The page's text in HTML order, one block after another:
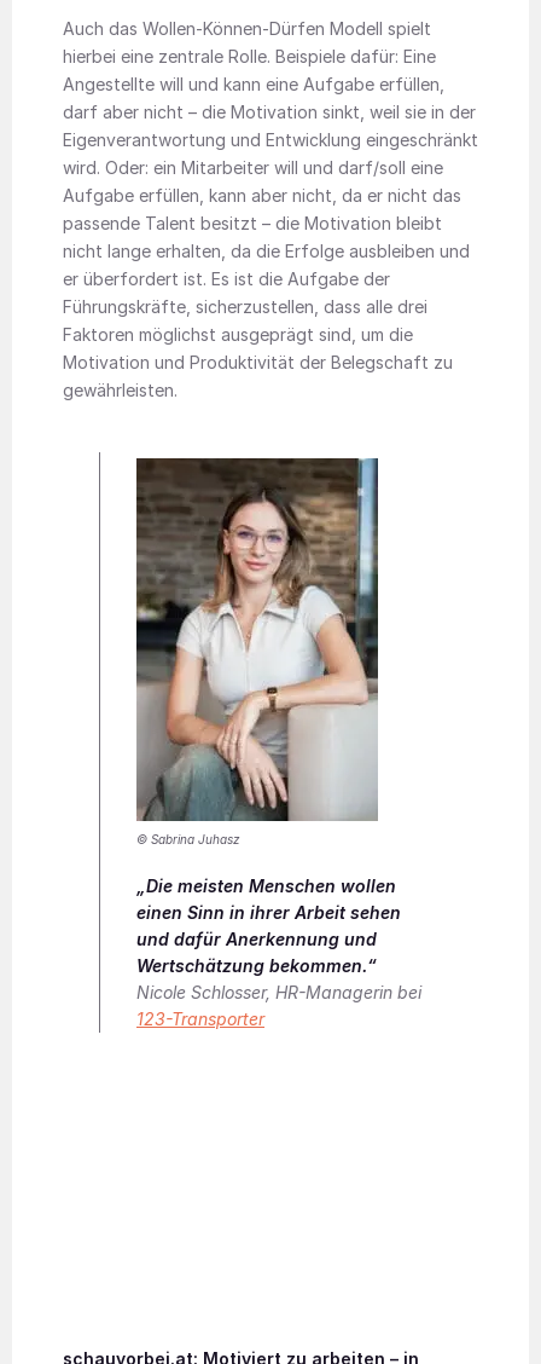
Auch das Wollen-Können-Dürfen Modell spielt
hierbei eine zentrale Rolle. Beispiele dafür: Eine
Angestellte will und kann eine Aufgabe erfüllen,
darf aber nicht – die Motivation sinkt, weil sie in der
Eigenverantwortung und Entwicklung eingeschränkt
wird. Oder: ein Mitarbeiter will und darf/soll eine
Aufgabe erfüllen, kann aber nicht, da er nicht das
passende Talent besitzt – die Motivation bleibt
nicht lange erhalten, da die Erfolge ausbleiben und
er überfordert ist. Es ist die Aufgabe der
Führungskräfte, sicherzustellen, dass alle drei
Faktoren möglichst ausgeprägt sind, um die
Motivation und Produktivität der Belegschaft zu
gewährleisten.
© Sabrina Juhasz
„Die meisten Menschen wollen
einen Sinn in ihrer Arbeit sehen
und dafür Anerkennung und
Wertschätzung bekommen.“
Nicole Schlosser, HR-Managerin bei
123-Transporter
schauvorbei.at: Motiviert zu arbeiten – in